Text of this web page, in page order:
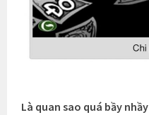
Là quan sao quá bầy nhầy